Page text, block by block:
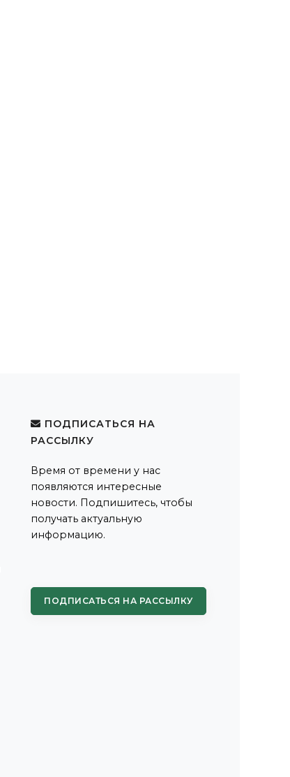
ПОДПИСАТЬСЯ НА
РАССЫЛКУ
Время от времени у нас
появляются интересные
новости. Подпишитесь, чтобы
получать актуальную
информацию.
ПОДПИСАТЬСЯ НА РАССЫЛКУ